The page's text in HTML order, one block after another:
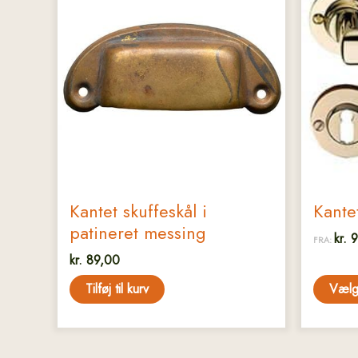
Kantet skuffeskål i
patineret messing
kr. 89,00
Tilføj til kurv
FRA: kr.
har
flere
kan
vælges
på